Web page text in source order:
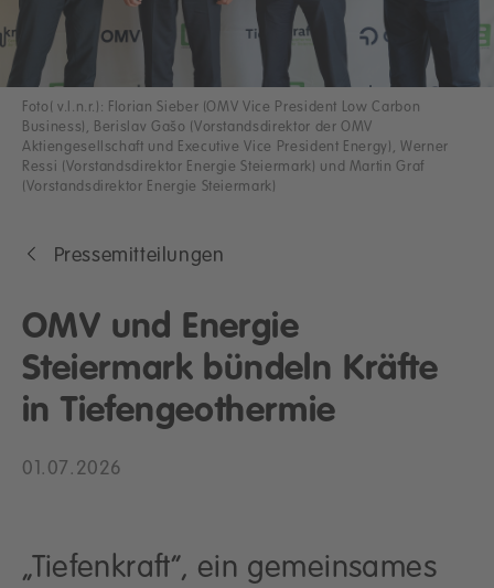
Pressemitteilungen
OMV und Energie
Steiermark bündeln Kräfte
in Tiefengeothermie
01.07.2026
Foto( v.l.n.r.): Florian Sieber (OMV Vice President Low Carbon
Business), Berislav Gašo (Vorstandsdirektor der OMV
Aktiengesellschaft und Executive Vice President Energy), Werner
Ressi (Vorstandsdirektor Energie Steiermark) und Martin Graf
(Vorstandsdirektor Energie Steiermark)
„Tiefenkraft“, ein gemeinsames